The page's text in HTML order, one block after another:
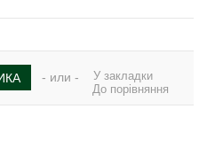
- или -
У закладки
До порівняння